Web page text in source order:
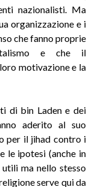
nazionalisti. Ma
organizzazione e i
che fanno proprie
e che il
motivazione e la
di bin Laden e dei
aderito al suo
per il jihad contro i
le ipotesi (anche in
ma nello stesso
serve qui da